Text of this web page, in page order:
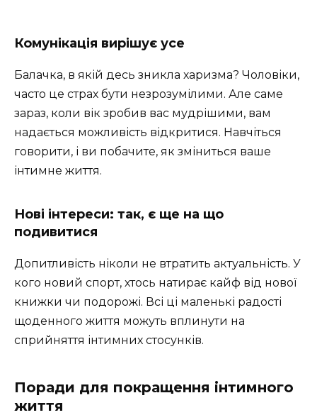
Комунікація вирішує усе
Балачка, в якій десь зникла харизма? Чоловіки,
часто це страх бути незрозумілими. Але саме
зараз, коли вік зробив вас мудрішими, вам
надається можливість відкритися. Навчіться
говорити, і ви побачите, як зміниться ваше
інтимне життя.
Нові інтереси: так, є ще на що
подивитися
Допитливість ніколи не втратить актуальність. У
кого новий спорт, хтось натирає кайф від нової
книжки чи подорожі. Всі ці маленькі радості
щоденного життя можуть вплинути на
сприйняття інтимних стосунків.
Поради для покращення інтимного
життя